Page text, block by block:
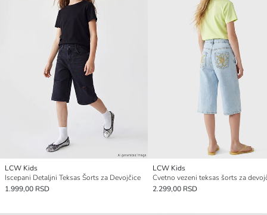
LCW Kids
Iscepani Detaljni Teksas Šorts za Devojčice
1.999,00 RSD
LCW Kids
Cvetno vezeni teksas šorts za
2.299,00 RSD